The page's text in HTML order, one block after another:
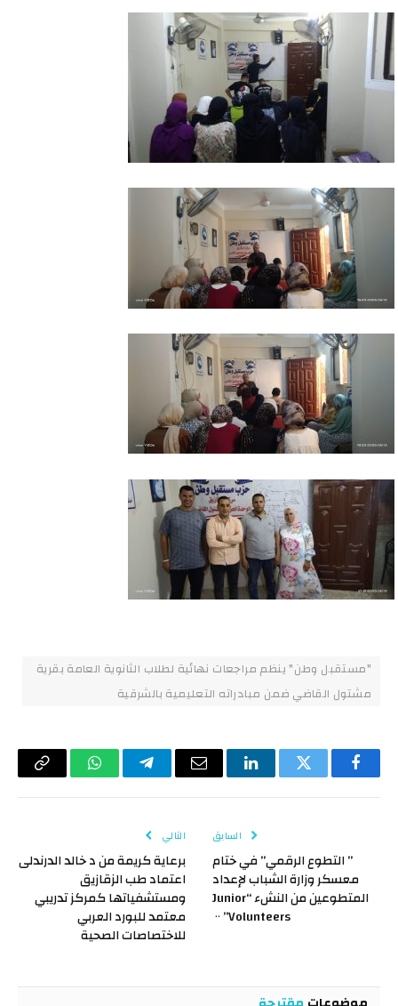
"مستقبل وطن" ينظم مراجعات نهائية لطلاب الثانوية العامة بقرية
مشتول القاضي ضمن مبادراته التعليمية بالشرقية
فيسبوكتويتر لينكدإن البريد
تيلقرام واتسابCopy
السابق
” التطوع الرقمي” في ختام
معسكر وزارة الشباب لإعداد
المتطوعين من النشء “Junior
Volunteers” ٠٠
التالي
برعاية كريمة من د خالد الدرندلى
اعتماد طب الزقازيق
ومستشفياتها كمركز تدريبي
معتمد للبورد العربي
للاختصاصات الصحية